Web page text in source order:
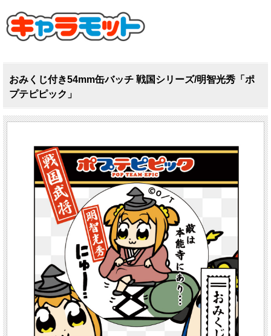
おみくじ付き54mm缶バッチ 戦国シリーズ/明智光秀「ポ
プテピピック」